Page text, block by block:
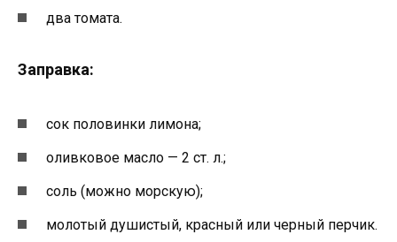
два томата.
Заправка:
сок половинки лимона;
оливковое масло — 2 ст. л.;
соль (можно морскую);
молотый душистый, красный или черный перчик.